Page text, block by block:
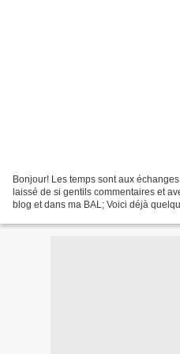
Bonjour! Les temps sont aux
laissé de si gentils commentaires et
blog et dans ma BAL; Voici déjà